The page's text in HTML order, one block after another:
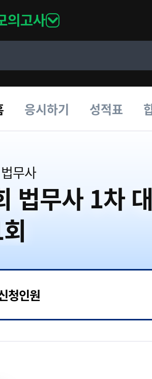
의고사
응시하기 성적표
법무사
법무사 1차
청인원